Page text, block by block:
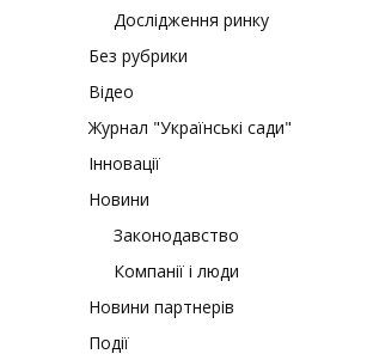
Дослідження ринку
Без рубрики
Відео
Журнал "Українські сади"
Інновації
Новини
Законодавство
Компанії і люди
Новини партнерів
Події